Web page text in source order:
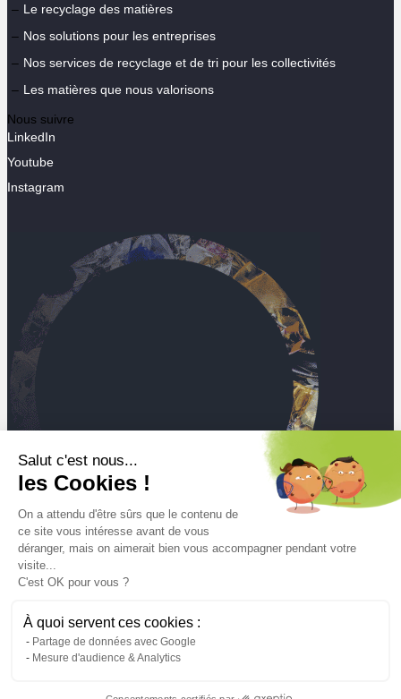
Salut c'est nous...
les Cookies !
On a attendu d'être sûrs que le contenu de
ce site vous intéresse avant de vous
déranger, mais on aimerait bien vous accompagner pendant votre
visite...
C'est OK pour vous ?
À quoi servent ces cookies :
Partage de données avec Google
Mesure d'audience & Analytics
Le recyclage des matières
Nos solutions pour les entreprises
Nos services de recyclage et de tri pour les collectivités
Les matières que nous valorisons
Nous suivre
LinkedIn
Youtube
Instagram
de déchets collectés et traités en 2025